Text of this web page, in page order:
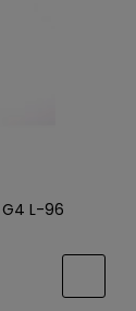
L-96